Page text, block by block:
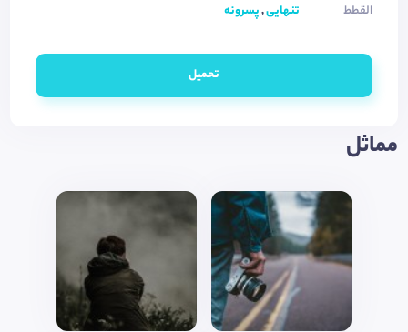
القطط تنهایی,پسرونه
تحميل
مماثل